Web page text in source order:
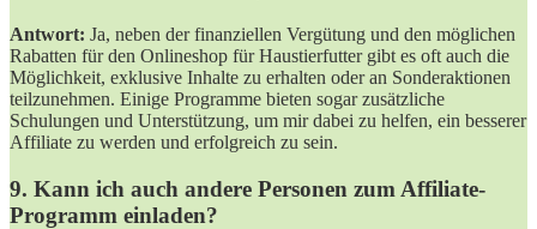
Antwort: Ja, neben der finanziellen Vergütung und den möglichen
Rabatten für den Onlineshop für Haustierfutter gibt es oft auch die
Möglichkeit, exklusive Inhalte zu erhalten oder an Sonderaktionen
teilzunehmen. Einige Programme bieten sogar zusätzliche
Schulungen und Unterstützung, um mir dabei zu helfen, ein besserer
Affiliate zu werden und erfolgreich zu sein.
9. Kann ich auch andere Personen zum Affiliate-
Programm einladen?